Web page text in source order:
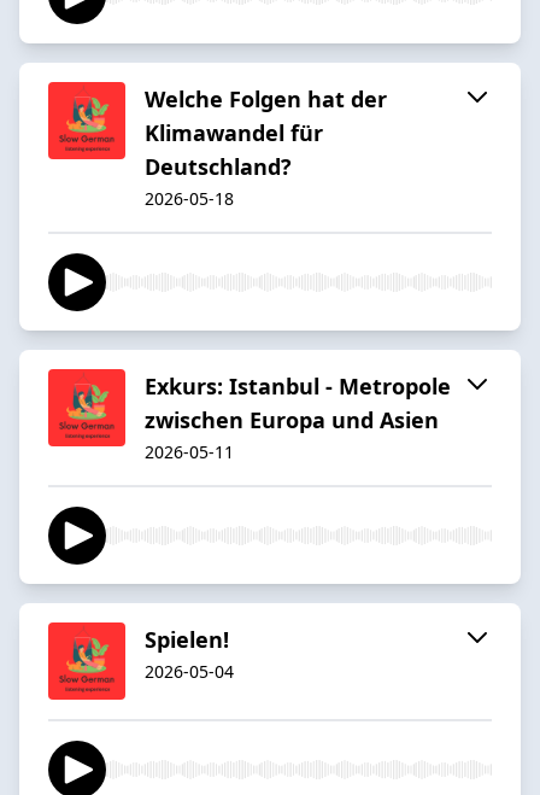
Welche Folgen hat der
Klimawandel für
Deutschland?
2026-05-18
Exkurs: Istanbul - Metropole
zwischen Europa und Asien
2026-05-11
Spielen!
2026-05-04